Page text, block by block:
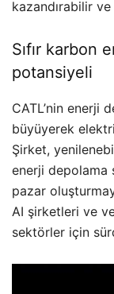
kazandırabilir
Sıfır karbon
potansiyeli
CATL’nin enerji
büyüyerek
Şirket,
enerji depolama
pazar
AI şirketleri ve
sektörler için